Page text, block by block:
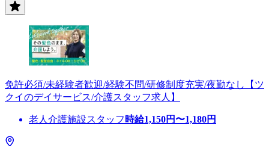
免許必須/未経験者歓迎/経験不問/研修制度充実/夜勤なし【ツ
クイのデイサービス/介護スタッフ求人】
老人介護施設スタッフ 時給1,150円〜1,180円